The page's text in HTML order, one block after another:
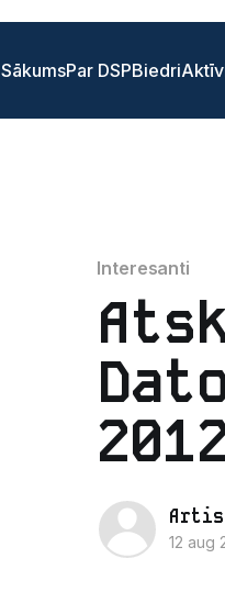
SākumsPar DSPBiedri
Interesanti
12 aug